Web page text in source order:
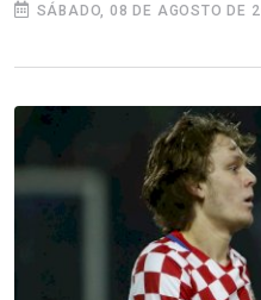
SÁBADO, 08 DE AGOSTO DE